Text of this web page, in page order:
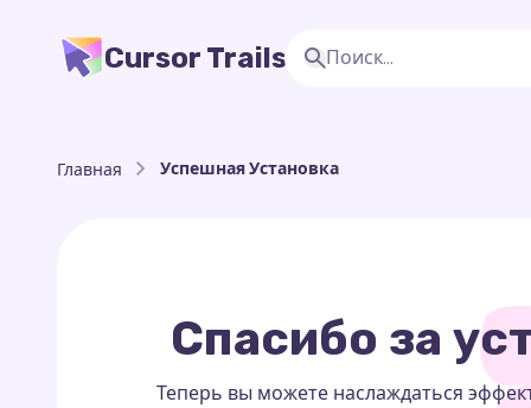
Cursor Trails
Главная Успешная Установка
Спасибо за
Теперь вы можете наслаждаться